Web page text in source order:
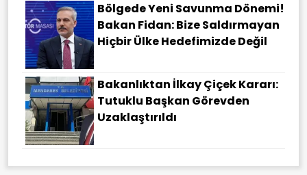
Bölgede Yeni Savunma Dönemi!
Bakan Fidan: Bize Saldırmayan
Hiçbir Ülke Hedefimizde Değil
Bakanlıktan İlkay Çiçek Kararı:
Tutuklu Başkan Görevden
Uzaklaştırıldı